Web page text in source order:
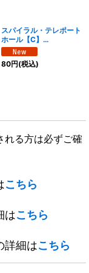
スパイラル・テレポート
ホール【C】
{25EX456/65}《水》
80円(税込)
れる方は必ずご確
こちら
はこちら
詳細はこちら